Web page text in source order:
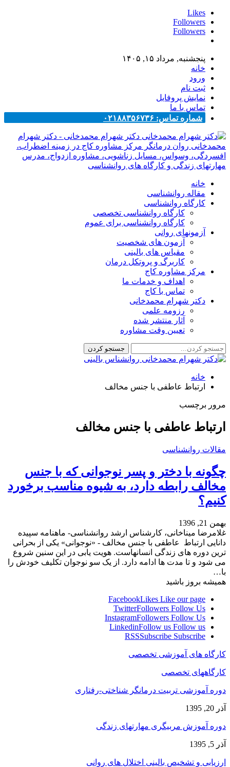
Likes
Followers
Followers
پنجشنبه, مرداد ۱۵, ۱۴۰۵
خانه
ورود
ثبت نام
نمایش پروفایل
تماس با ما
شماره تماس: ۰۲۱۸۸۳۵۶۷۳۶
دکتر شهرام محمدخانی - دکتر شهرام
محمدخانی روان درمانگر مرکز مشاوره کاج در زمینه اضطراب،
افسردگی، وسواس، مسایل زناشویی، مشاوره ازدواج، مدرس
مهارتهای زندگی و کارگاه های روانشناسی
خانه
مقاله روانشناسی
کارگاه روانشناسی
کارگاه روانشناسی تخصصی
کارگاه روانشناسی برای عموم
آزمونهای روانی
آزمون های شخصیت
مقیاس های بالینی
کاربرگ و پروتکل درمان
مرکز مشاوره کاج
اهداف و خدمات ما
تماس با کاج
دکتر شهرام محمدخانی
رزومه علمی
آثار منتشر شده
تعیین وقت مشاوره
خانه
ارتباط عاطفی با جنس مخالف
مرور برچسب
ارتباط عاطفی با جنس مخالف
مقالات روانشناسی
چگونه با دختر و پسر نوجوانی که با جنس
مخالف رابطه دارد، به شیوه مناسب برخورد
کنیم؟
بهمن 21, 1396
غلامرضا میناخانی، کارشناس ارشد روانشناسی- ماهنامه سپیده
دانایی ارتباط عاطفی با جنس مخالف - «نوجوانی» یکی از بحرانی
ترین دوره های زندگی انسانهاست. هویت یابی در این سنین شروع
می شود و تا مدت ها ادامه دارد. از یک سو نوجوان تکلیف خودش را
با…
همیشه بروز باشید
FacebookLikes Like our page
TwitterFollowers Follow Us
InstagramFollowers Follow Us
LinkedinFollow us Follow us
RSSSubscribe Subscribe
کارگاه های آموزشی تخصصی
کارگاههای تخصصی
دوره آموزشی تربیت درمانگر شناختی-رفتاری
آذر 20, 1395
دوره آموزش مربیگری مهارتهای زندگی
آذر 5, 1395
ارزیابی و تشخیص بالینی اختلال های روانی